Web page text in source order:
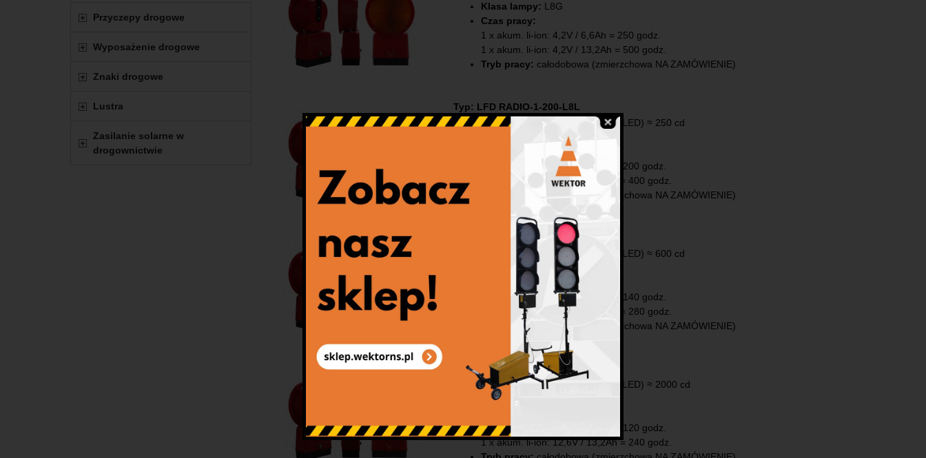
Klasa lampy: L8G
Czas pracy:
1 x akum. li-ion: 4,2V / 6,6Ah = 250 godz.
1 x akum. li-ion: 4,2V / 13,2Ah = 500 godz.
Tryb pracy: całodobowa (zmierzchowa NA ZAMÓWIENIE)
Typ: LFD RADIO-1-200-L8L
Źródło światła:
wkład LED (18xLED) ≈ 250 cd
1 x akum. li-ion: 12,6V / 6,6Ah = 200 godz.
1 x akum. li-ion: 12,6V / 13,2Ah = 400 godz.
całodobowa (zmierzchowa NA ZAMÓWIENIE)
Typ: LFD RADIO-1-200-L8M
Źródło światła:
wkład LED (60xLED) ≈ 600 cd
Klasa lampy:
L8M
Czas pracy:
1 x akum. li-ion: 12,6V / 6,6Ah = 140 godz.
1 x akum. li-ion: 12,6V / 13,2Ah = 280 godz.
Tryb pracy:
całodobowa (zmierzchowa NA ZAMÓWIENIE)
Typ: LFD RADIO-1-200-L8H
Źródło światła:wkład LED (96xLED) ≈ 2000 cd
Klasa lampy:
1 x akum. li-ion: 12,6V / 6,6Ah = 120 godz.
1 x akum. li-ion: 12,6V / 13,2Ah = 240 godz.
Przyczepy drogowe
Wyposażenie drogowe
Znaki drogowe
Lustra
Zasilanie solarne w
drogownictwie